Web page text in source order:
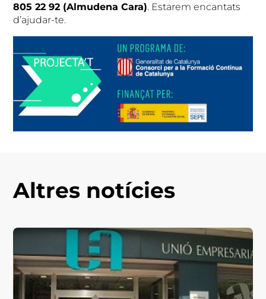
805 22 92 (Almudena Cara). Estarem encantats
d’ajudar-te.
Altres notícies